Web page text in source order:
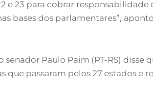
23 para cobrar responsabilidade
bases dos parlamentares”,
Paulo Paim (PT-RS) disse
que passaram pelos 27 estados e